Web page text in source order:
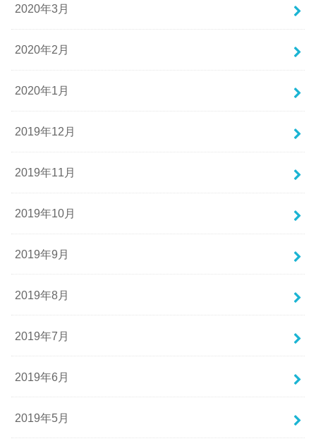
2020年3月
2020年2月
2020年1月
2019年12月
2019年11月
2019年10月
2019年9月
2019年8月
2019年7月
2019年6月
2019年5月